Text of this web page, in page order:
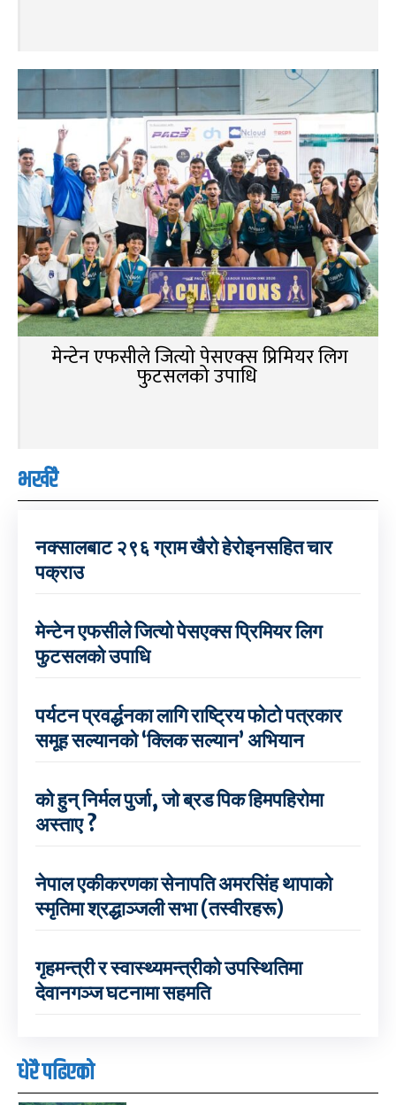
मेन्टेन एफसीले जित्यो पेसएक्स प्रिमियर लिग
फुटसलको उपाधि
भर्खरै
नक्सालबाट २९६ ग्राम खैरो हेरोइनसहित चार
पक्राउ
मेन्टेन एफसीले जित्यो पेसएक्स प्रिमियर लिग
फुटसलको उपाधि
पर्यटन प्रवर्द्धनका लागि राष्ट्रिय फोटो पत्रकार
समूह सल्यानको ‘क्लिक सल्यान’ अभियान
को हुन् निर्मल पुर्जा, जो ब्रड पिक हिमपहिरोमा
अस्ताए ?
नेपाल एकीकरणका सेनापति अमरसिंह थापाको
स्मृतिमा श्रद्धाञ्जली सभा (तस्वीरहरू)
गृहमन्त्री र स्वास्थ्यमन्त्रीको उपस्थितिमा
देवानगञ्ज घटनामा सहमति
धेरै पढिएको